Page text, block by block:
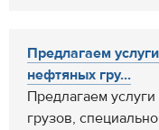
Предлагаем
нефтяных гру...
Предлагаем
грузов,